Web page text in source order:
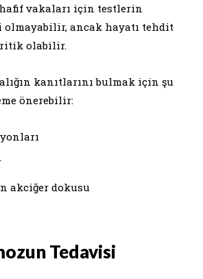
vakaları için testlerin
olmayabilir, ancak hayatı tehdit
olabilir.
kanıtlarını bulmak için şu
önerebilir:
akciğer dokusu
Tedavisi